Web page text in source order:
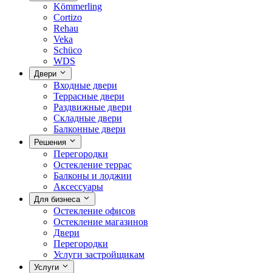
Kömmerling
Cortizo
Rehau
Veka
Schüco
WDS
Двери
Входные двери
Террасные двери
Раздвижные двери
Складные двери
Балконные двери
Решения
Перегородки
Остекление террас
Балконы и лоджии
Аксессуары
Для бизнеса
Остекление офисов
Остекление магазинов
Двери
Перегородки
Услуги застройщикам
Услуги